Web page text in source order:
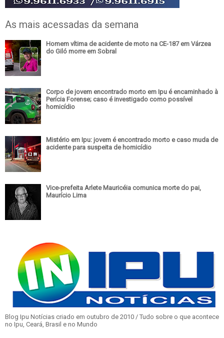
As mais acessadas da semana
Homem vítima de acidente de moto na CE-187 em Várzea
do Giló morre em Sobral
Corpo de jovem encontrado morto em Ipu é encaminhado à
Perícia Forense; caso é investigado como possível
homicídio
Mistério em Ipu: jovem é encontrado morto e caso muda de
acidente para suspeita de homicídio
Vice-prefeita Arlete Mauricéia comunica morte do pai,
Maurício Lima
Blog Ipu Notícias criado em outubro de 2010 / Tudo sobre o que acontece
no Ipu, Ceará, Brasil e no Mundo